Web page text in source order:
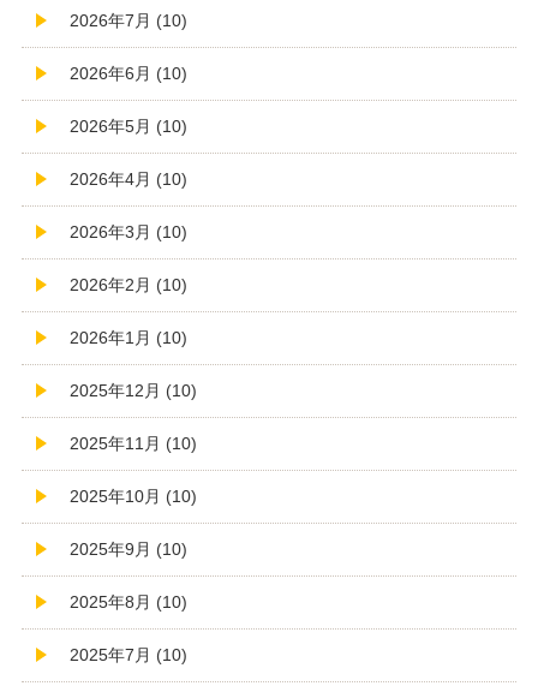
2026年7月 (10)
2026年6月 (10)
2026年5月 (10)
2026年4月 (10)
2026年3月 (10)
2026年2月 (10)
2026年1月 (10)
2025年12月 (10)
2025年11月 (10)
2025年10月 (10)
2025年9月 (10)
2025年8月 (10)
2025年7月 (10)